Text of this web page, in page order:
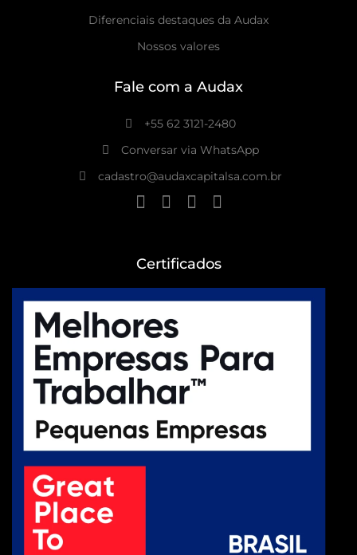
Diferenciais destaques da Audax
Nossos valores
Fale com a Audax
+55 62 3121-2480
Conversar via WhatsApp
cadastro@audaxcapitalsa.com.br
Certificados